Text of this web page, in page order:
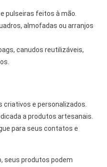
pulseiras feitos à mão.
almofadas ou arranjos
canudos reutilizáveis,
criativos e personalizados.
a produtos artesanais.
para seus contatos e
seus produtos podem